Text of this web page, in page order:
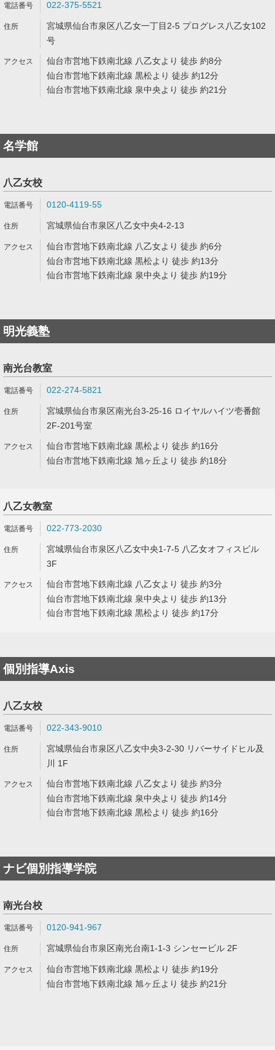
022-375-5521
宮城県仙台市泉区八乙女一丁目2-5 プログレス八乙女102
号
仙台市営地下鉄南北線 八乙女より 徒歩 約8分
仙台市営地下鉄南北線 黒松より 徒歩 約12分
仙台市営地下鉄南北線 泉中央より 徒歩 約21分
名学館
八乙女校
0120-4119-55
宮城県仙台市泉区八乙女中央4-2-13
仙台市営地下鉄南北線 八乙女より 徒歩 約6分
仙台市営地下鉄南北線 黒松より 徒歩 約13分
仙台市営地下鉄南北線 泉中央より 徒歩 約19分
明光義塾
南光台教室
022-274-5821
宮城県仙台市泉区南光台3-25-16 ロイヤルハイツ壱番館
2F-201号室
仙台市営地下鉄南北線 黒松より 徒歩 約16分
仙台市営地下鉄南北線 旭ヶ丘より 徒歩 約18分
八乙女教室
022-773-2030
宮城県仙台市泉区八乙女中央1-7-5 八乙女オフィスビル
3F
仙台市営地下鉄南北線 八乙女より 徒歩 約3分
仙台市営地下鉄南北線 泉中央より 徒歩 約13分
仙台市営地下鉄南北線 黒松より 徒歩 約17分
個別指導Axis
八乙女校
022-343-9010
宮城県仙台市泉区八乙女中央3-2-30 リバーサイドヒル及
川 1F
仙台市営地下鉄南北線 八乙女より 徒歩 約3分
仙台市営地下鉄南北線 泉中央より 徒歩 約14分
仙台市営地下鉄南北線 黒松より 徒歩 約16分
ナビ個別指導学院
南光台校
0120-941-967
宮城県仙台市泉区南光台南1-1-3 シンセービル 2F
仙台市営地下鉄南北線 黒松より 徒歩 約19分
仙台市営地下鉄南北線 旭ヶ丘より 徒歩 約21分